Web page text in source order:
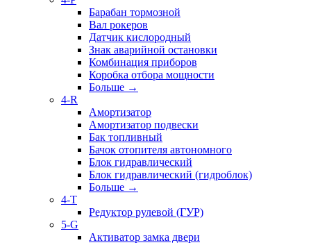
Барабан тормозной
Вал рокеров
Датчик кислородный
Знак аварийной остановки
Комбинация приборов
Коробка отбора мощности
Больше →
4-R
Амортизатор
Амортизатор подвески
Бак топливный
Бачок отопителя автономного
Блок гидравлический
Блок гидравлический (гидроблок)
Больше →
4-T
Редуктор рулевой (ГУР)
5-G
Активатор замка двери